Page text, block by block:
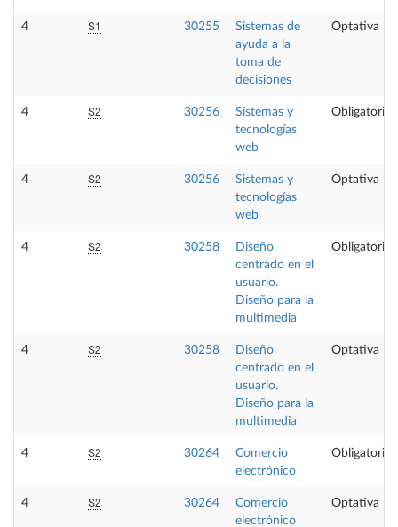
4 S1 30255
Sistemas de
ayuda a la
toma de
decisiones
Optativa
4 S2 30256
Sistemas y
tecnologías
web
Obligatoria
4 S2 30256
Sistemas y
tecnologías
web
Optativa
4 S2 30258
Diseño
centrado en el
usuario.
Diseño para la
multimedia
Obligatoria
4 S2 30258
Diseño
centrado en el
usuario.
Diseño para la
multimedia
Optativa
4 S2 30264
Comercio
electrónico
Obligatoria
4 S2 30264
Comercio
electrónico
Optativa